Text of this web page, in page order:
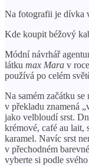
Na fotografii je dívka
Kde koupit béžový
Módní návrhář
látku max Mara v
používá po celém
Na samém začátku
v překladu znamená
jako velbloudí srst.
krémové, café au lait,
karamel. Navíc srst
v přechodném
vyberte si podle